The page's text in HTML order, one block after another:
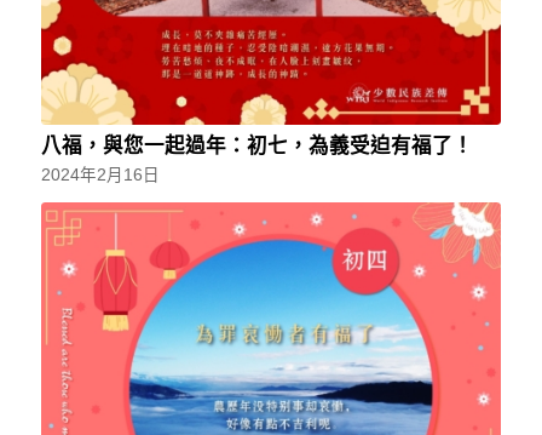
八福，與您一起過年：初七，為義受迫有福了！
2024年2月16日